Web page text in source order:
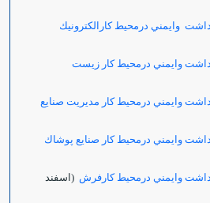
وايمني درمحيط كارالكترونيك
وايمني درمحيط كار زيست
وايمني درمحيط كار مديريت صنايع
وايمني درمحيط كار صنايع پوشاك
وايمني درمحيط كارفرش (اسفند